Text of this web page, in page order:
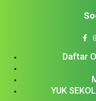
Daftar
YUK